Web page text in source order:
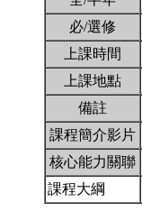
必/選修
上課時間
上課地點
備註
課程簡介影片
核心能力關聯
課程大綱